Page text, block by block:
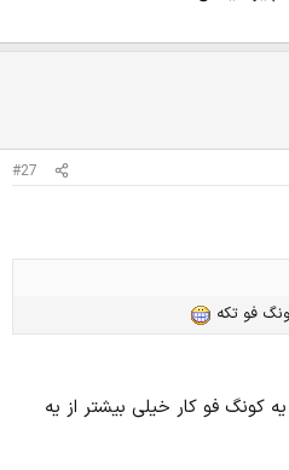
#27
فو تکه
فو کار خیلی بیشتر از یه